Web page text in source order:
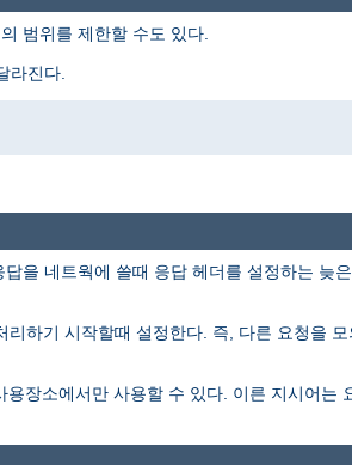
범위를 제한할 수도 있다.
라진다.
을 네트웍에 쓸때 응답 헤더를 설정하는 늦
하기 시작할때 설정한다. 즉, 다른 요청을 모
장소에서만 사용할 수 있다. 이른 지시어는